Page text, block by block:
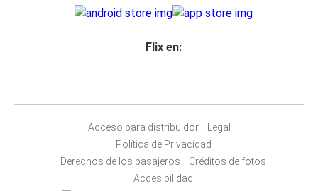
Flix en:
Acceso para distribuidor
Legal
Política de Privacidad
Derechos de los pasajeros
Créditos de fotos
Accesibilidad